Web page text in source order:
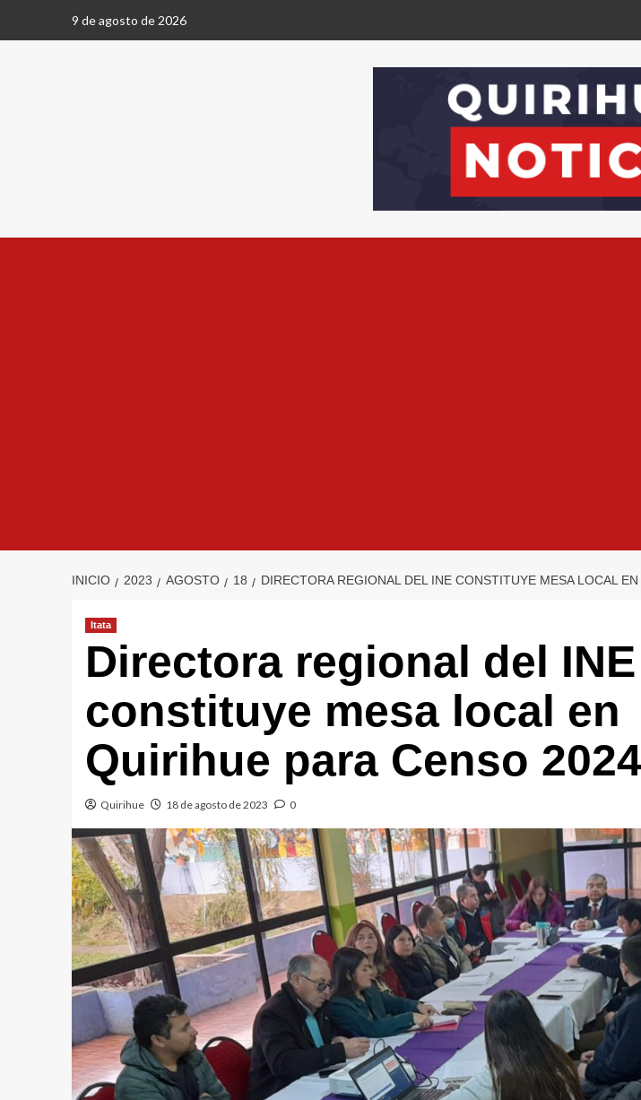
9 de agosto de 2026
INICIO 2023 AGOSTO 18 DIRECTORA REGIONAL DEL INE CONSTITUYE MESA LOCAL
Itata
Directora regional del INE
constituye mesa local en
Quirihue para Censo 2024
Quirihue 18 de agosto de 2023 0